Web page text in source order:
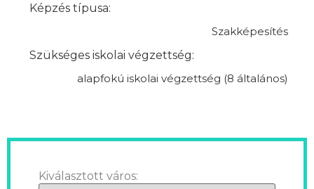
Képzés típusa:
Szakképesítés
Szükséges iskolai végzettség:
alapfokú iskolai végzettség (8 általános)
Kiválasztott város: